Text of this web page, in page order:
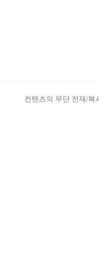
컨텐츠의 무단 전재/복